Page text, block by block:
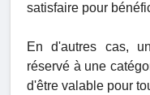
satisfaire pour
En d'autres cas,
réservé à une
d'être valable pour